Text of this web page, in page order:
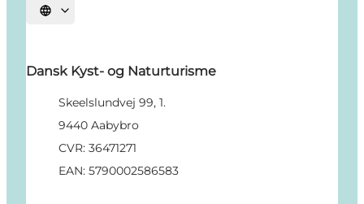
Vælg sprog
Dansk Kyst- og Naturturisme
Skeelslundvej 99, 1.
9440 Aabybro
CVR: 36471271
EAN: 5790002586583